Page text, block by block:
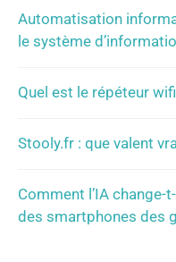
Automatisation
le système
Quel est le répéteur
Stooly.fr : que valent
Comment l’IA change-
des smartphones des